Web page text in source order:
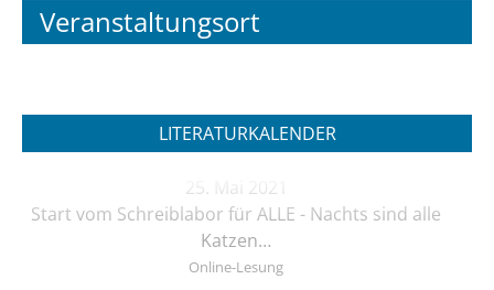
Veranstaltungsort
LITERATURKALENDER
25. Mai 2021
Start vom Schreiblabor für ALLE - Nachts sind alle
Katzen…
Online-Lesung